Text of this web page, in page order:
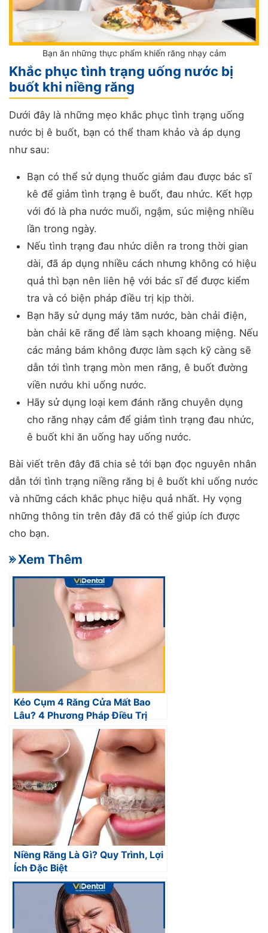
Bạn ăn những thực phẩm khiến răng nhạy cảm
Khắc phục tình trạng uống nước bị
buốt khi niềng răng
Dưới đây là những mẹo khắc phục tình trạng uống
nước bị ê buốt, bạn có thể tham khảo và áp dụng
như sau:
Bạn có thể sử dụng thuốc giảm đau được bác sĩ
kê để giảm tình trạng ê buốt, đau nhức. Kết hợp
với đó là pha nước muối, ngậm, súc miệng nhiều
lần trong ngày.
Nếu tình trạng đau nhức diễn ra trong thời gian
dài, đã áp dụng nhiều cách nhưng không có hiệu
quả thì bạn nên liên hệ với bác sĩ để được kiểm
tra và có biện pháp điều trị kịp thời.
Bạn hãy sử dụng máy tăm nước, bàn chải điện,
bàn chải kẽ răng để làm sạch khoang miệng. Nếu
các mảng bám không được làm sạch kỹ càng sẽ
dẫn tới tình trạng mòn men răng, ê buốt đường
viền nướu khi uống nước.
Hãy sử dụng loại kem đánh răng chuyên dụng
cho răng nhạy cảm để giảm tình trạng đau nhức,
ê buốt khi ăn uống hay uống nước.
Bài viết trên đây đã chia sẻ tới bạn đọc nguyên nhân
dẫn tới tình trạng niềng răng bị ê buốt khi uống nước
và những cách khắc phục hiệu quả nhất. Hy vọng
những thông tin trên đây đã có thể giúp ích được
cho bạn.
- Xem Thêm
Kéo Cụm 4 Răng Cửa Mất Bao
Lâu? 4 Phương Pháp Điều Trị
Niềng Răng Là Gì? Quy Trình, Lợi
Ích Đặc Biệt